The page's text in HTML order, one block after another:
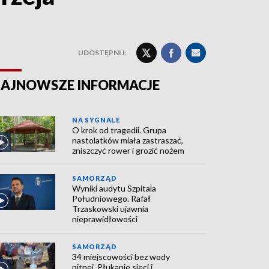
UDOSTĘPNIJ:
INFORMACJE
NA SYGNALE
O krok od tragedii. Grupa
nastolatków miała zastraszać,
zniszczyć rower i grozić nożem
SAMORZĄD
Wyniki audytu Szpitala
Południowego. Rafał
Trzaskowski ujawnia
nieprawidłowości
SAMORZĄD
34 miejscowości bez wody
pitnej. Płukanie sieci i